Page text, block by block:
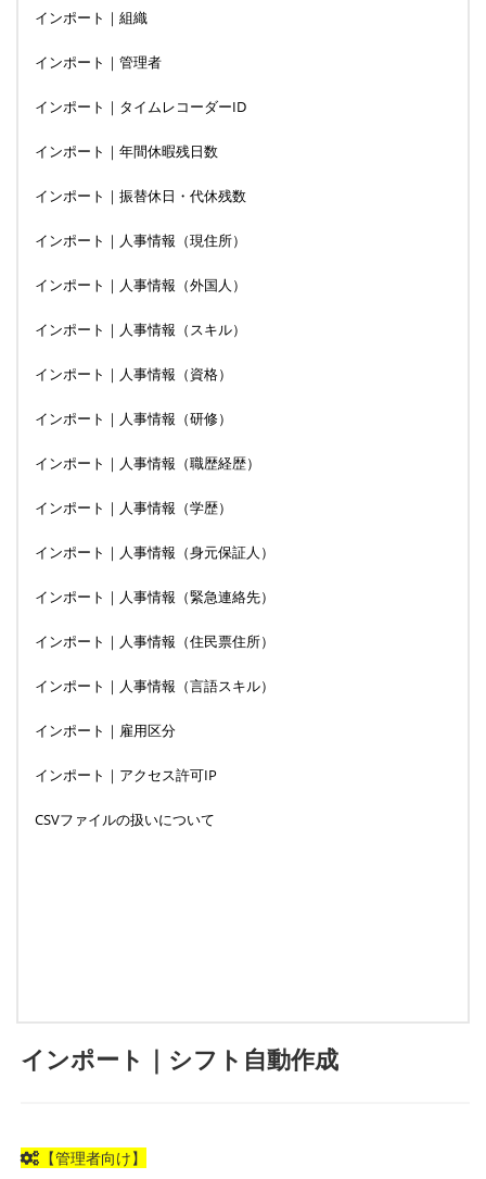
インポート｜組織
インポート｜管理者
インポート｜タイムレコーダーID
インポート｜年間休暇残日数
インポート｜振替休日・代休残数
インポート｜人事情報（現住所）
インポート｜人事情報（外国人）
インポート｜人事情報（スキル）
インポート｜人事情報（資格）
インポート｜人事情報（研修）
インポート｜人事情報（職歴経歴）
インポート｜人事情報（学歴）
インポート｜人事情報（身元保証人）
インポート｜人事情報（緊急連絡先）
インポート｜人事情報（住民票住所）
インポート｜人事情報（言語スキル）
インポート｜雇用区分
インポート｜アクセス許可IP
CSVファイルの扱いについて
インポート｜シフト自動作成
【管理者向け】